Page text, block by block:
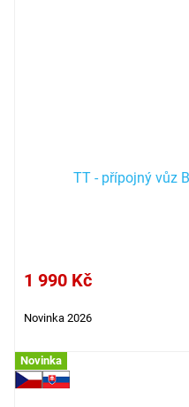
TT - přípojný vůz
1 990 Kč
Novinka 2026
Novinka